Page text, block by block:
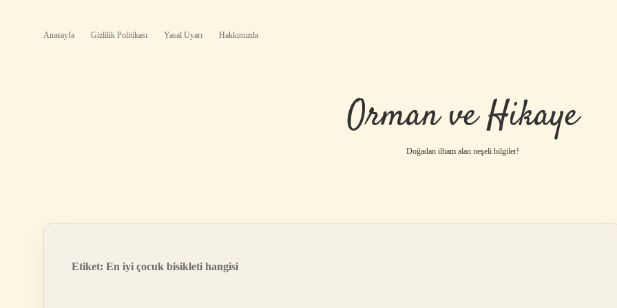
Anasayfa Gizlilik Politikası Yasal Uyarı Hakkımızda
Orman ve Hikaye
Doğadan ilham alan neşeli bilgiler!
Etiket: En iyi çocuk bisikleti hangisi